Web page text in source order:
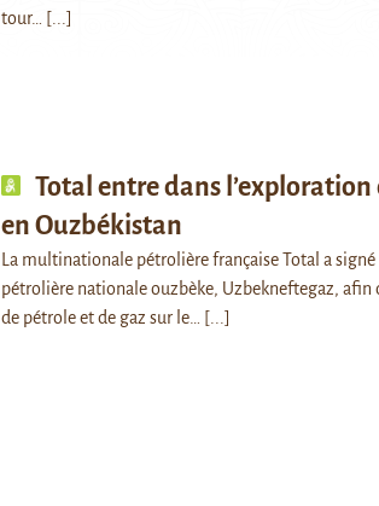
tour…
[...]
Total entre dans
en Ouzbékistan
La multinationale pétrolière française Total a
pétrolière nationale ouzbèke, Uzbekneftegaz, afin
de pétrole et de gaz sur le…
[...]